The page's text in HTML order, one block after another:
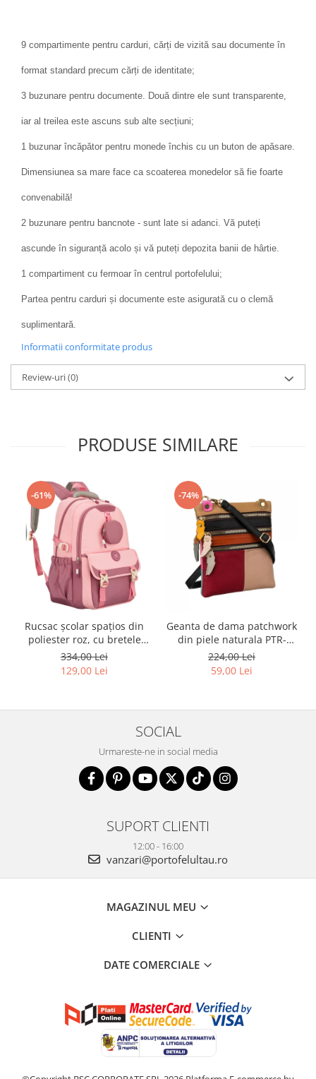
9 compartimente pentru carduri, cărți de vizită sau documente în
format standard precum cărți de identitate;
3 buzunare pentru documente. Două dintre ele sunt transparente,
iar al treilea este ascuns sub alte secțiuni;
1 buzunar încăpător pentru monede închis cu un buton de apăsare.
Dimensiunea sa mare face ca scoaterea monedelor să fie foarte
convenabilă!
2 buzunare pentru bancnote - sunt late si adanci. Vă puteți
ascunde în siguranță acolo și vă puteți depozita banii de hârtie.
1 compartiment cu fermoar în centrul portofelului;
Partea pentru carduri și documente este asigurată cu o clemă
suplimentară.
Informatii conformitate produs
Review-uri(0)
PRODUSE SIMILARE
-61%
Rucsac școlar spațios din
poliester roz, cu bretele
reglabile - Peterson PTR-
PTN 8610-1327 PINK
334,00 Lei
129,00 Lei
-74%
Geanta de dama patchwork
din piele naturala PTR-
1718-SKL-6922 MULTI
224,00 Lei
59,00 Lei
SOCIAL
Urmareste-ne in social media
SUPORT CLIENTI
12:00 - 16:00
vanzari@portofelultau.ro
MAGAZINUL MEU
CLIENTI
DATE COMERCIALE